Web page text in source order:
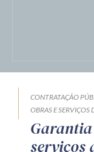
CONTRATAÇÃO
OBRAS E SERVIÇOS
serviços